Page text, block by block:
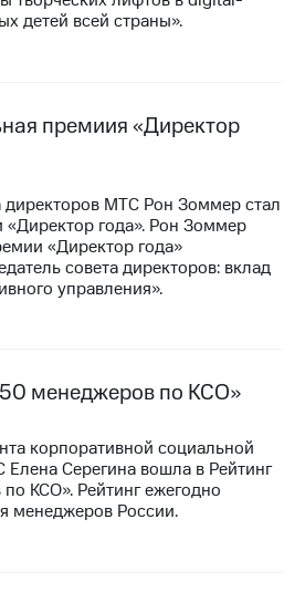
детей всей страны».
премиия «Директор
директоров МТС Рон Зоммер стал
года». Рон Зоммер
«Директор года»
совета директоров: вклад
управления».
менеджеров по КСО»
корпоративной социальной
Елена Серегина вошла в Рейтинг
КСО». Рейтинг ежегодно
менеджеров России.